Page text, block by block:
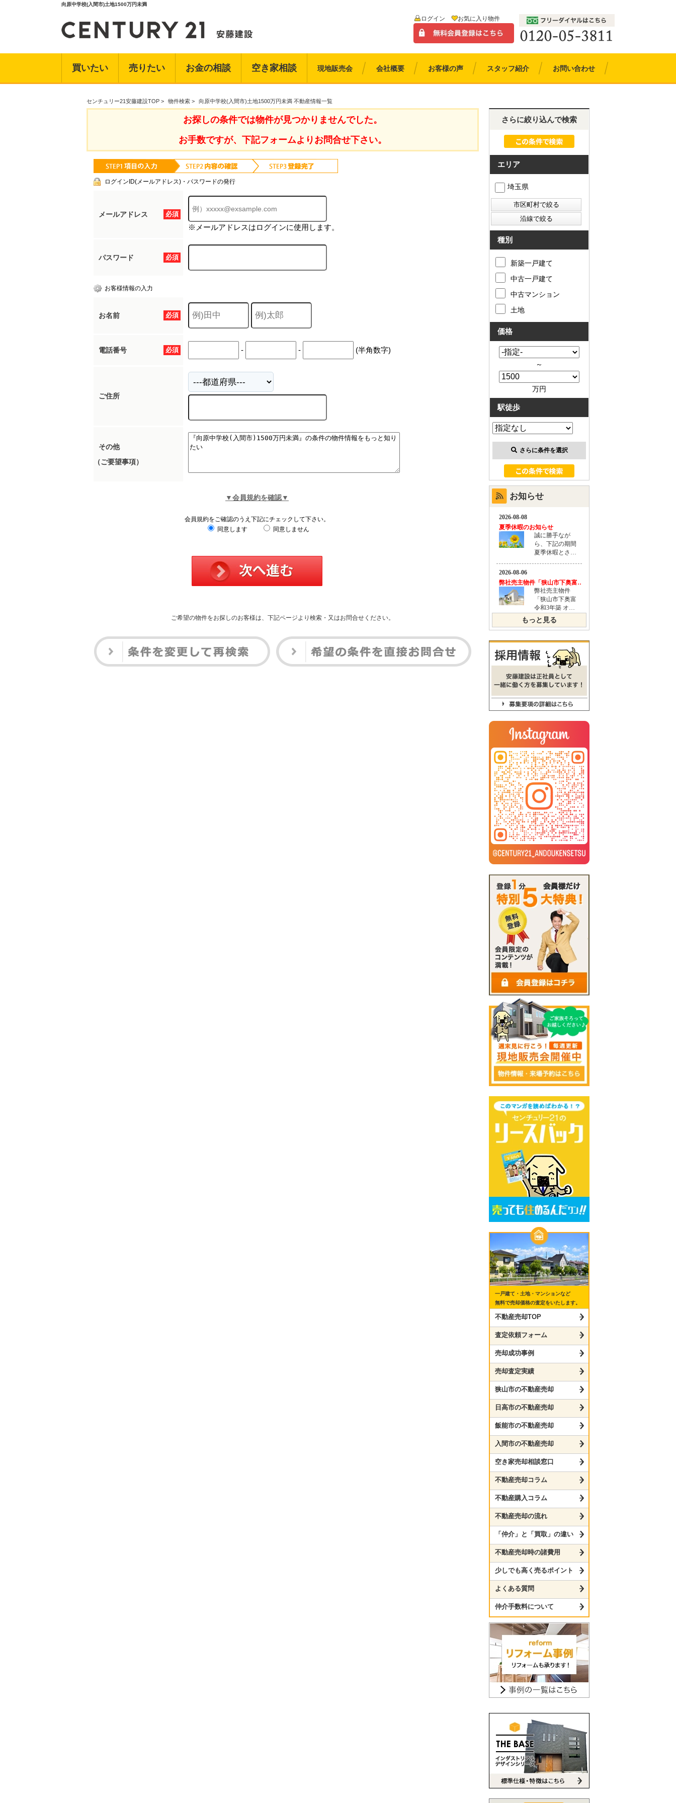
向原中学校(入間市)土地1500万円未満
ログイン お気に入り物件
買いたい 売りたい お金の相談 空き家相談 現地販売会 会社概要 お客様の声 スタッフ紹介 お問い合わせ
センチュリー21安藤建設TOP > 物件検索 > 向原中学校(入間市)土地1500万円未満 不動産情報一覧
お探しの条件では物件が見つかりませんでした。
お手数ですが、下記フォームよりお問合せ下さい。
ログインID(メールアドレス)・パスワードの発行
必須
メールアドレス
※メールアドレスはログインに使用します。
必須
パスワード
お客様情報の入力
必須
お名前
必須
電話番号 - - (半角数字)
ご住所
その他
（ご要望事項）
▼会員規約を確認▼
会員規約をご確認のうえ下記にチェックして下さい。
同意します
同意しません
ご希望の物件をお探しのお客様は、下記ページより検索・又はお問合せください。
さらに絞り込んで検索
エリア
埼玉県
種別
新築一戸建て
中古一戸建て
中古マンション
土地
価格
～
万円
駅徒歩
さらに条件を選択
お知らせ
もっと見る
一戸建て・土地・マンションなど
無料で売却価格の査定をいたします。
不動産売却TOP
査定依頼フォーム
売却成功事例
売却査定実績
狭山市の不動産売却
日高市の不動産売却
飯能市の不動産売却
入間市の不動産売却
空き家売却相談窓口
不動産売却コラム
不動産購入コラム
不動産売却の流れ
「仲介」と「買取」の違い
不動産売却時の諸費用
少しでも高く売るポイント
よくある質問
仲介手数料について